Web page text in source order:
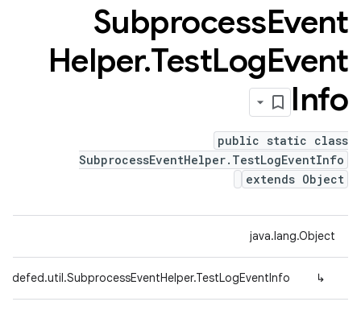
SubprocessEvent
Helper.TestLogEvent
Info
public static class
SubprocessEventHelper.TestLogEventInfo
extends Object
java.lang.Object
↳